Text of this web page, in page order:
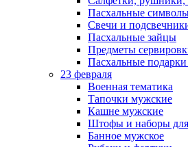
Пасхальные
Свечи и
Пасхальные зайцы
Предметы
Пасхальные
23 февраля
Военная тематика
Тапочки мужские
Кашне мужские
Штофы и наборы
Банное мужское